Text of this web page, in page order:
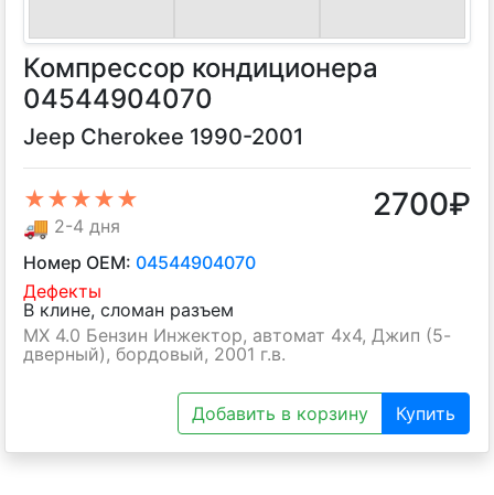
Компрессор кондиционера
04544904070
Jeep Cherokee 1990-2001
★★★★★
🚚 2-4 дня
2700₽
Номер OEM: 04544904070
Дефекты
В клине, сломан разъем
MX 4.0 Бензин Инжектор, автомат 4х4, Джип (5-
дверный), бордовый, 2001 г.в.
Добавить в корзину Купить